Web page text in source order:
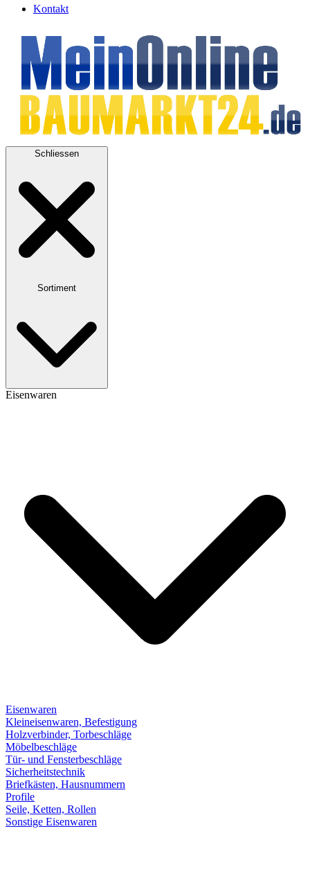
Kontakt
Schliessen
Sortiment
Eisenwaren
Eisenwaren
Kleineisenwaren, Befestigung
Holzverbinder, Torbeschläge
Möbelbeschläge
Tür- und Fensterbeschläge
Sicherheitstechnik
Briefkästen, Hausnummern
Profile
Seile, Ketten, Rollen
Sonstige Eisenwaren